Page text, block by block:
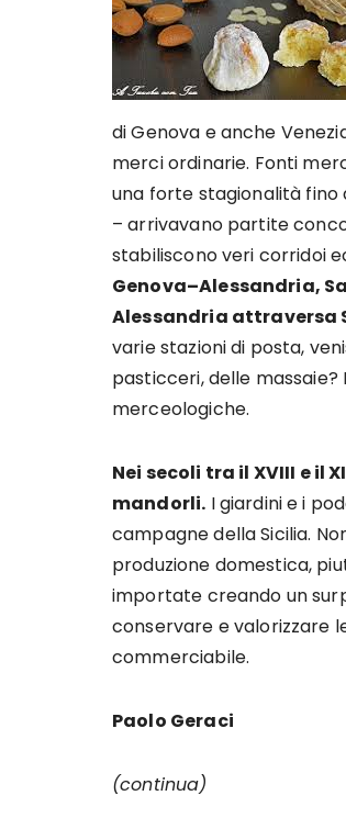
di Genova e anche
merci ordinarie. Fonti
una forte stagionalità fino
– arrivavano partite
stabiliscono veri corridoi
Genova–Alessandria,
Alessandria attraversa
varie stazioni di posta,
pasticceri, delle
merceologiche.
Nei secoli tra il XVIII e il
mandorli. I giardini e i
campagne della Sicilia.
produzione domestica,
importate creando un
conservare e valorizzare
commerciabile.
Paolo Geraci
(continua)